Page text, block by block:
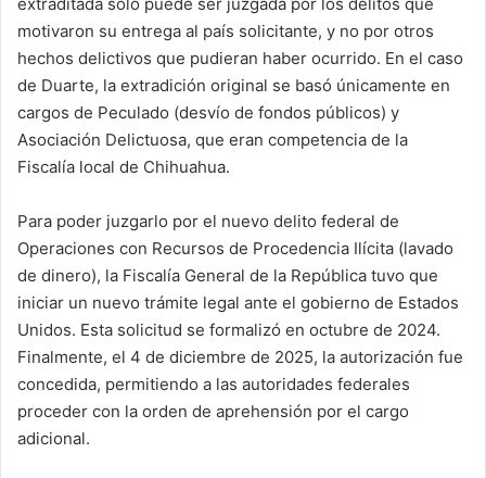
motivaron su entrega al país solicitante, y no por otros
hechos delictivos que pudieran haber ocurrido. En el caso
de Duarte, la extradición original se basó únicamente en
cargos de Peculado (desvío de fondos públicos) y
Asociación Delictuosa, que eran competencia de la
Fiscalía local de Chihuahua.
Para poder juzgarlo por el nuevo delito federal de
Operaciones con Recursos de Procedencia Ilícita (lavado
de dinero), la Fiscalía General de la República tuvo que
iniciar un nuevo trámite legal ante el gobierno de Estados
Unidos. Esta solicitud se formalizó en octubre de 2024.
Finalmente, el 4 de diciembre de 2025, la autorización fue
concedida, permitiendo a las autoridades federales
proceder con la orden de aprehensión por el cargo
adicional.